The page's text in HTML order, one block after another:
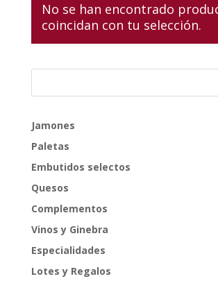
No se han encontrado
coincidan con tu selección.
Jamones
Paletas
Embutidos selectos
Quesos
Complementos
Vinos y Ginebra
Especialidades
Lotes y Regalos